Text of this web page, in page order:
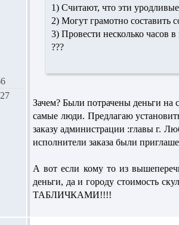
1) Считают, что эти
2) Могут грамотно составить
3) Провести несколько часов
???
Зачем? Были потрачены деньги на
самые люди. Предлагаю
заказу администрации :главы г.
исполнители заказа были
А вот если кому то из
деньги, да и городу стоимость
ТАБЛИЧКАМИ!!!!